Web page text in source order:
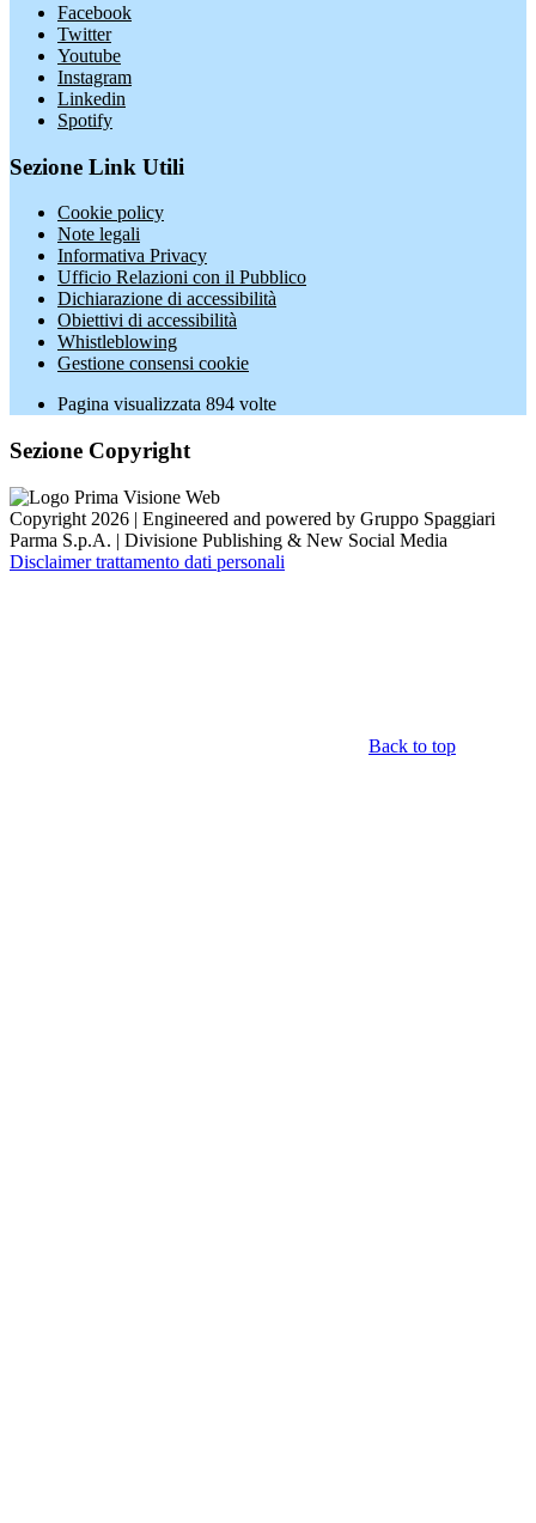
Facebook
Twitter
Youtube
Instagram
Linkedin
Spotify
Sezione Link Utili
Cookie policy
Note legali
Informativa Privacy
Ufficio Relazioni con il Pubblico
Dichiarazione di accessibilità
Obiettivi di accessibilità
Whistleblowing
Gestione consensi cookie
Pagina visualizzata 894 volte
Sezione Copyright
Copyright 2026 | Engineered and powered by Gruppo Spaggiari
Parma S.p.A. | Divisione Publishing & New Social Media
Disclaimer trattamento dati personali
Back to top